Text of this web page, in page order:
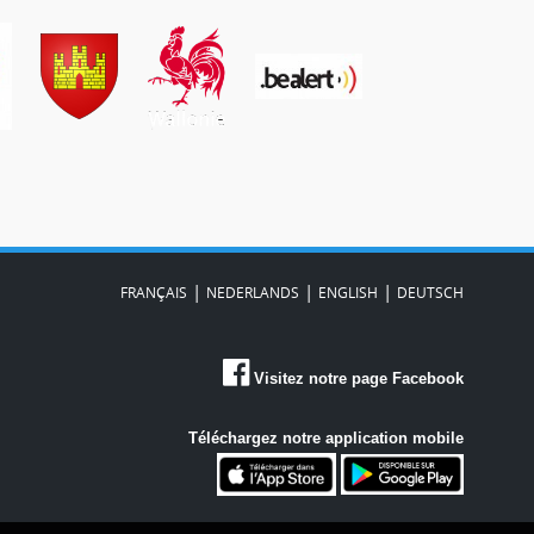
FRANÇAIS | NEDERLANDS | ENGLISH | DEUTSCH
Visitez notre page Facebook
Téléchargez notre application mobile